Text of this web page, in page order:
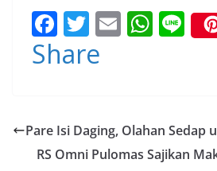
F
ac
e
o
o
T
w
itt
E W
A
p
Li
n
Share
Pare Isi Daging, Olahan Sedap
RS Omni Pulomas Sajikan